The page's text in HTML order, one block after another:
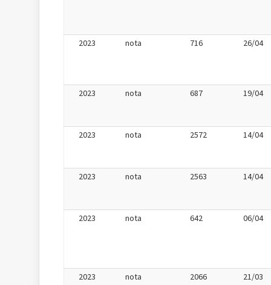
2023 nota 716 26/04
2023 nota 687 19/04
2023 nota 2572 14/04
2023 nota 2563 14/04
2023 nota 642 06/04
2023 nota 2066 21/03